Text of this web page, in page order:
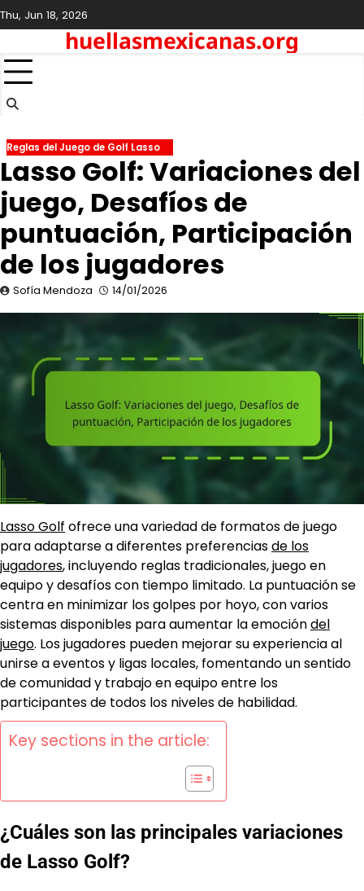
Skip
to
Thu, Jun 18, 2026
huellasmexicanas.org
Reglas del Juego de Golf Lasso
Lasso Golf: Variaciones del
juego, Desafíos de
puntuación, Participación
de los jugadores
Sofía Mendoza 14/01/2026
Lasso Golf ofrece una variedad de formatos de juego
para adaptarse a diferentes preferenciasde los
jugadores, incluyendo reglas tradicionales, juego en
equipo y desafíos con tiempo limitado. La puntuación se
centra en minimizar los golpes por hoyo, con varios
sistemas disponibles para aumentar la emocióndel
juego. Los jugadores pueden mejorar su experiencia al
unirse a eventos y ligas locales, fomentando un sentido
de comunidad y trabajo en equipo entre los
participantes de todos los niveles de habilidad.
Key sections in the article:
¿Cuáles son las principales variaciones
de Lasso Golf?